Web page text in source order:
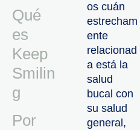
Qué
es
Keep
Smilin
g
Por
os cuán
estrecham
ente
relacionad
a está la
salud
bucal con
su salud
general,